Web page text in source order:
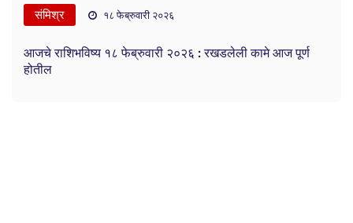
संमिश्र १८ फेब्रुवारी २०२६
आजचे राशिभविष्य १८ फेब्रुवारी २०२६ : रखडलेली कामे आज पूर्ण
होतील